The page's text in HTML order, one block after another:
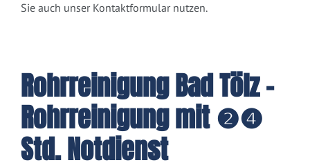
Sie auch unser Kontaktformular nutzen.
Rohrreinigung Bad Tölz -
Rohrreinigung mit ❷❹
Std. Notdienst